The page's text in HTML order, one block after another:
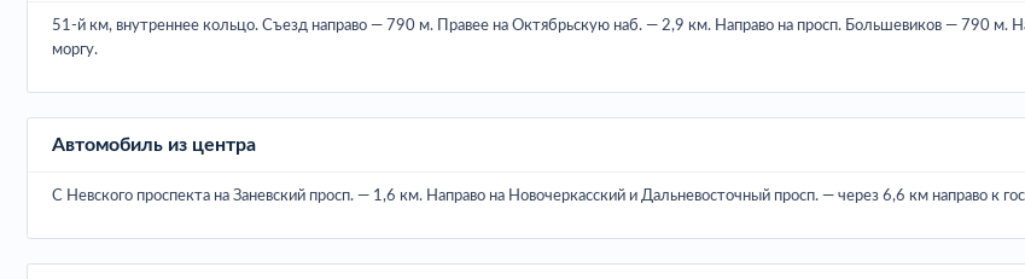
51-й км, внутреннее кольцо. Съезд направо — 790 м. Правее на Октябрьскую наб. — 2,9 км. Направо на просп. Большевиков — 790 м.
моргу.
Автомобиль из центра
С Невского проспекта на Заневский просп. — 1,6 км. Направо на Новочеркасский и Дальневосточный просп. — через 6,6 км направо к